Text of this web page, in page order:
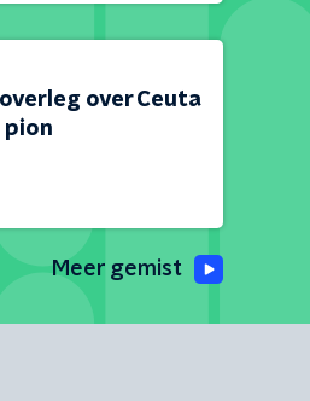
over Ceuta
pion
Meer gemist